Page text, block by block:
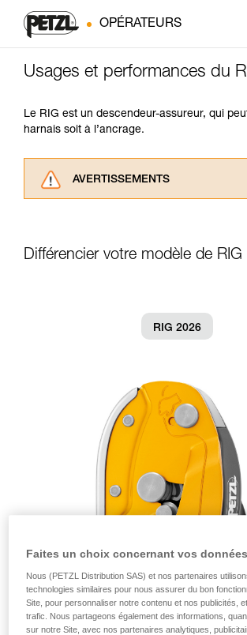
OPÉRATEURS
Usages et performances du
Le RIG est un descendeur-assureur, qui
harnais soit à l’ancrage.
AVERTISSEMENTS
informations de la notice technique
formation et un entraînement
avec un professionnel votre
Nous donnons des exemples de
liées à votre activité. Il peut en
que nous ne décrivons pas ici.
Différencier votre modèle de RIG
RIG 2026
Faites un choix concernant vos données
Nous (PETZL Distribution SAS) et nos partenaires
technologies similaires pour nous assurer du bon
Site, pour personnaliser notre contenu et nos publicités,
trafic. Nous partageons également des informations,
sur notre Site, avec nos partenaires analytiques,